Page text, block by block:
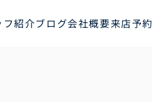
紹介ブログ会社概要来店予約